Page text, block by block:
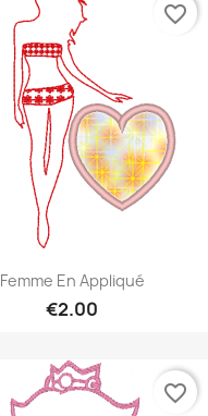
Femme En Appliqué
€2.00
favorite_border
favorite_border